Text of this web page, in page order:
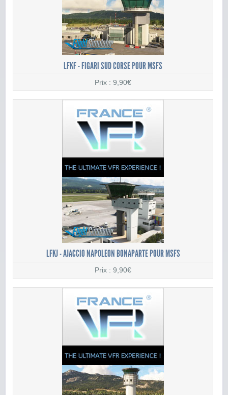
LFKF - FIGARI SUD CORSE POUR MSFS
Prix : 9,90€
LFKJ - AJACCIO NAPOLEON BONAPARTE POUR MSFS
Prix : 9,90€